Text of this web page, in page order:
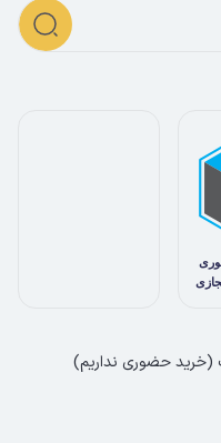
(خرید حضوری نداریم)